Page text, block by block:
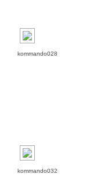
kommando028
kommando032